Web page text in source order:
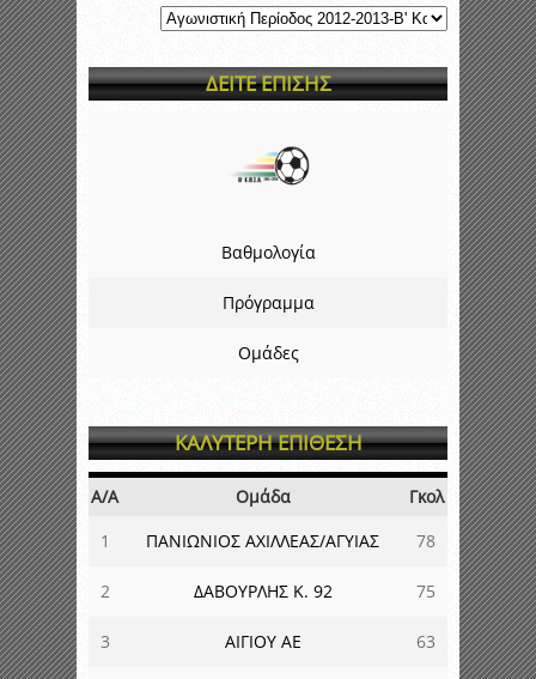
ΔΕΙΤΕ ΕΠΙΣΗΣ
Βαθμολογία
Πρόγραμμα
Ομάδες
ΚΑΛΥΤΕΡΗ ΕΠΙΘΕΣΗ
Α/Α Ομάδα
Γκολ
1
ΠΑΝΙΩΝΙΟΣ ΑΧΙΛΛΕΑΣ/ΑΓΥΙΑΣ 78
2 ΔΑΒΟΥΡΛΗΣ Κ. 92 75
3 ΑΙΓΙΟΥ ΑΕ 63